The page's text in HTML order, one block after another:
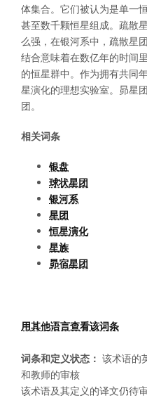
体集合。它们被认为是单一
甚至数千颗恒星组成。疏散
么强，在银河系中，疏散星
结合意味着在数亿年的时间
的恒星群中。作为拥有共同
星演化的理想实验室。昴星
团。
相关词条
银盘
球状星团
银河系
星团
恒星演化
星族
昴宿星团
用其他语言查看该词条
词条和定义状态： 该术语的
和教师的审核
该术语及其定义的译文仍待